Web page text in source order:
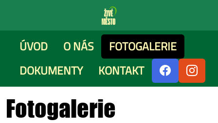
ÚVOD O NÁS
FOTOGALERIE
DOKUMENTY
KONTAKT
Fotogalerie